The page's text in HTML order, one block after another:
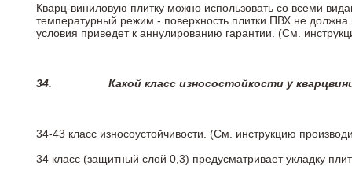
Кварц-виниловую плитку можно использовать со всеми
температурный режим - поверхность плитки ПВХ не
условия приведет к аннулированию гарантии. (См.
34. Какой класс износостойкости у
34-43 класс износоустойчивости. (См. инструкцию
34 класс (защитный слой 0,3) предусматривает укладку